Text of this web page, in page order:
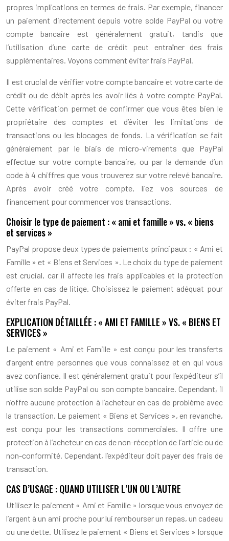
propres implications en termes de frais. Par exemple, financer
un paiement directement depuis votre solde PayPal ou votre
compte bancaire est généralement gratuit, tandis que
l’utilisation d’une carte de crédit peut entraîner des frais
supplémentaires. Voyons comment éviter frais PayPal.
Il est crucial de vérifier votre compte bancaire et votre carte de
crédit ou de débit après les avoir liés à votre compte PayPal.
Cette vérification permet de confirmer que vous êtes bien le
propriétaire des comptes et d’éviter les limitations de
transactions ou les blocages de fonds. La vérification se fait
généralement par le biais de micro-virements que PayPal
effectue sur votre compte bancaire, ou par la demande d’un
code à 4 chiffres que vous trouverez sur votre relevé bancaire.
Après avoir créé votre compte, liez vos sources de
financement pour commencer vos transactions.
Choisir le type de paiement : « ami et famille » vs. « biens
et services »
PayPal propose deux types de paiements principaux : « Ami et
Famille » et « Biens et Services ». Le choix du type de paiement
est crucial, car il affecte les frais applicables et la protection
offerte en cas de litige. Choisissez le paiement adéquat pour
éviter frais PayPal.
EXPLICATION DÉTAILLÉE : « AMI ET FAMILLE » VS. « BIENS ET
SERVICES »
Le paiement « Ami et Famille » est conçu pour les transferts
d’argent entre personnes que vous connaissez et en qui vous
avez confiance. Il est généralement gratuit pour l’expéditeur s’il
utilise son solde PayPal ou son compte bancaire. Cependant, il
n’offre aucune protection à l’acheteur en cas de problème avec
la transaction. Le paiement « Biens et Services », en revanche,
est conçu pour les transactions commerciales. Il offre une
protection à l’acheteur en cas de non-réception de l’article ou de
non-conformité. Cependant, l’expéditeur doit payer des frais de
transaction.
CAS D’USAGE : QUAND UTILISER L’UN OU L’AUTRE
Utilisez le paiement « Ami et Famille » lorsque vous envoyez de
l’argent à un ami proche pour lui rembourser un repas, un cadeau
ou une dette. Utilisez le paiement « Biens et Services » lorsque